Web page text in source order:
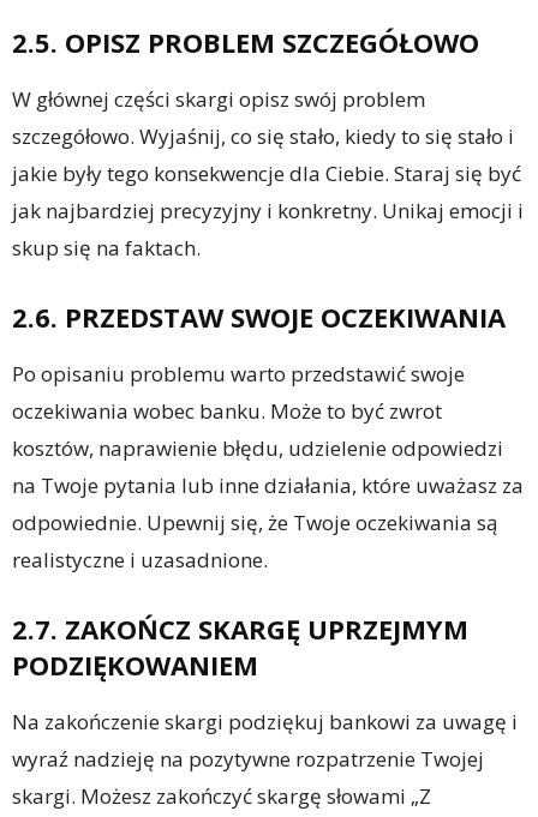
2.5. OPISZ PROBLEM SZCZEGÓŁOWO
W głównej części skargi opisz swój problem
szczegółowo. Wyjaśnij, co się stało, kiedy to się stało i
jakie były tego konsekwencje dla Ciebie. Staraj się być
jak najbardziej precyzyjny i konkretny. Unikaj emocji i
skup się na faktach.
2.6. PRZEDSTAW SWOJE OCZEKIWANIA
Po opisaniu problemu warto przedstawić swoje
oczekiwania wobec banku. Może to być zwrot
kosztów, naprawienie błędu, udzielenie odpowiedzi
na Twoje pytania lub inne działania, które uważasz za
odpowiednie. Upewnij się, że Twoje oczekiwania są
realistyczne i uzasadnione.
2.7. ZAKOŃCZ SKARGĘ UPRZEJMYM
PODZIĘKOWANIEM
Na zakończenie skargi podziękuj bankowi za uwagę i
wyraź nadzieję na pozytywne rozpatrzenie Twojej
skargi. Możesz zakończyć skargę słowami „Z